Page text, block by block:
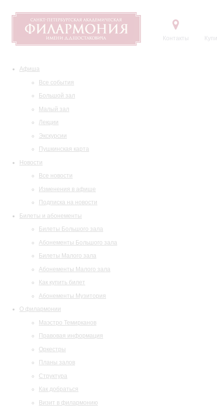
Контакты
Афиша
Все события
Большой зал
Малый зал
Лекции
Экскурсии
Пушкинская карта
Новости
Все новости
Изменения в афише
Подписка на новости
Билеты и абонементы
Билеты Большого зала
Абонементы Большого зала
Билеты Малого зала
Абонементы Малого зала
Как купить билет
Абонементы Музитория
О филармонии
Маэстро Темирканов
Правовая информация
Оркестры
Планы залов
Структура
Как добраться
Визит в филармонию